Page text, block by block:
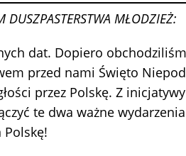
DUSZPASTERSTWA MŁODZIEŻ:
dat. Dopiero
przed nami Święto
przez Polskę. Z
te dwa ważne
Polskę!